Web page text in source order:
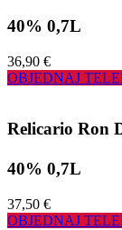
40% 0,7L
36,90 €
OBJEDNAJ
Relicario Ron
40% 0,7L
37,50 €
OBJEDNAJ